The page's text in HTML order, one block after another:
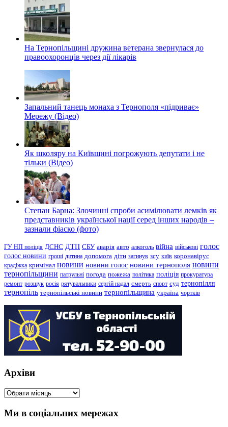
На Тернопільщині дружина ветерана звернулася до
правоохоронців через дії лікарів
Запальний танець монаха з Тернополя «підриває»
Мережу (Відео)
Як школяру на Київщині погрожують депутати і не
тільки (Відео)
Степан Барна: Злочинні спроби асимілювати лемків як
представників української нації серед інших народів –
зазнали фіаско (фото)
ГУ НП поліція ДСНС ДТП СБУ аварія авто алкоголь війна військові голос
голос новини гроші дитина допомога діти загинув зсу київ коронавірус
крадіжка кримінал новини новини голос новини тернополя новини
тернопільщини патрульні погода пожежа політика поліція прокуратура
ремонт розшук росія рятувальники сергій надал смерть спорт суд тернопілля
тернопіль тернопільські новини тернопільщина україна чортків
Архіви
Архіви
Ми в соціальних мережах